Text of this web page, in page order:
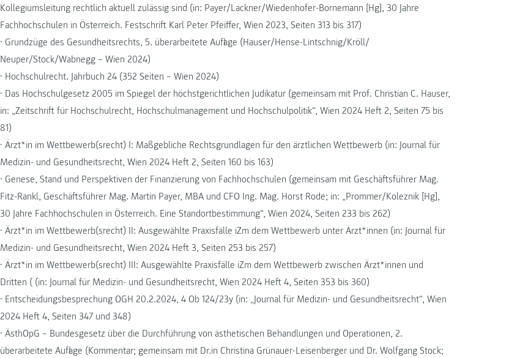
Kollegiumsleitung rechtlich aktuell zulässig sind (in: Payer/Lackner/Wiedenhofer-Bornemann [Hg], 30 Jahre
Fachhochschulen in Österreich. Festschrift Karl Peter Pfeiffer, Wien 2023, Seiten 313 bis 317)
• Grundzüge des Gesundheitsrechts, 5. überarbeitete Auflage (Hauser/Hense-Lintschnig/Kröll/
Neuper/Stock/Wabnegg – Wien 2024)
• Hochschulrecht. Jahrbuch 24 (352 Seiten – Wien 2024)
• Das Hochschulgesetz 2005 im Spiegel der höchstgerichtlichen Judikatur (gemeinsam mit Prof. Christian C. Hauser,
in: „Zeitschrift für Hochschulrecht, Hochschulmanagement und Hochschulpolitik“, Wien 2024 Heft 2, Seiten 75 bis
81)
• Ärzt*in im Wettbewerb(srecht) I: Maßgebliche Rechtsgrundlagen für den ärztlichen Wettbewerb (in: Journal für
Medizin- und Gesundheitsrecht, Wien 2024 Heft 2, Seiten 160 bis 163)
• Genese, Stand und Perspektiven der Finanzierung von Fachhochschulen (gemeinsam mit Geschäftsführer Mag.
Fitz-Rankl, Geschäftsführer Mag. Martin Payer, MBA und CFO Ing. Mag. Horst Rode; in: „Prommer/Koleznik [Hg],
30 Jahre Fachhochschulen in Österreich. Eine Standortbestimmung“, Wien 2024, Seiten 233 bis 262)
• Ärzt*in im Wettbewerb(srecht) II: Ausgewählte Praxisfälle iZm dem Wettbewerb unter Ärzt*innen (in: Journal für
Medizin- und Gesundheitsrecht, Wien 2024 Heft 3, Seiten 253 bis 257)
• Ärzt*in im Wettbewerb(srecht) III: Ausgewählte Praxisfälle iZm dem Wettbewerb zwischen Ärzt*innen und
Dritten ( (in: Journal für Medizin- und Gesundheitsrecht, Wien 2024 Heft 4, Seiten 353 bis 360)
• Entscheidungsbesprechung OGH 20.2.2024, 4 Ob 124/23y (in: „Journal für Medizin- und Gesundheitsrecht“, Wien
2024 Heft 4, Seiten 347 und 348)
• ÄsthOpG – Bundesgesetz über die Durchführung von ästhetischen Behandlungen und Operationen, 2.
überarbeitete Auflage (Kommentar; gemeinsam mit Dr.in Christina Grünauer-Leisenberger und Dr. Wolfgang Stock;